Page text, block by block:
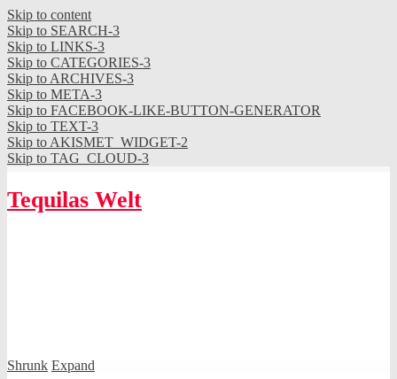
Skip to content
Skip to SEARCH-3
Skip to LINKS-3
Skip to CATEGORIES-3
Skip to ARCHIVES-3
Skip to META-3
Skip to FACEBOOK-LIKE-BUTTON-GENERATOR
Skip to TEXT-3
Skip to AKISMET_WIDGET-2
Skip to TAG_CLOUD-3
Tequilas Welt
Shrunk Expand